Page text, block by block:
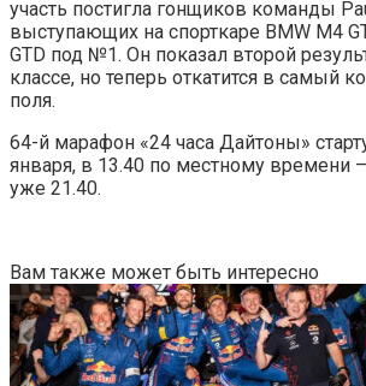
участь постигла гонщиков команды
выступающих на спорткаре BMW M4
GTD под №1. Он показал второй
классе, но теперь откатится в самый
поля.
64-й марафон «24 часа Дайтоны»
января, в 13.40 по местному времени
уже 21.40.
Вам также может быть интересно